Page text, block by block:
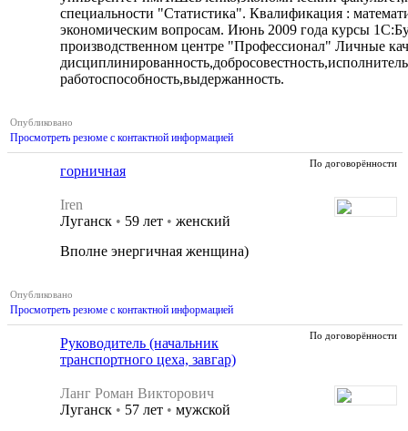
специальности "Статистика". Квалификация :
экономическим вопросам. Июнь 2009 года курсы
производственном центре "Профессионал" Личные
работоспособность,выдержанность.
Опубликовано
Просмотреть резюме с контактной информацией
горничная По договорённости
Iren
Луганск • 59 лет • женский
Вполне энергичная женщина)
Опубликовано
Просмотреть резюме с контактной информацией
Руководитель (начальник
транспортного цеха, завгар)
По договорённости
Ланг Роман Викторович
Луганск • 57 лет • мужской